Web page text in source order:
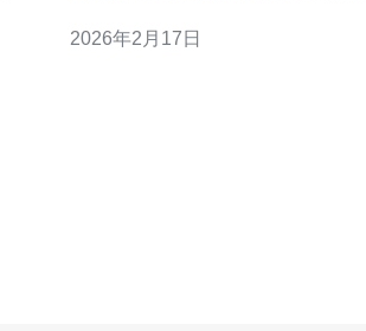
场前景，正受到越来越多用户的关
2026年2月17日